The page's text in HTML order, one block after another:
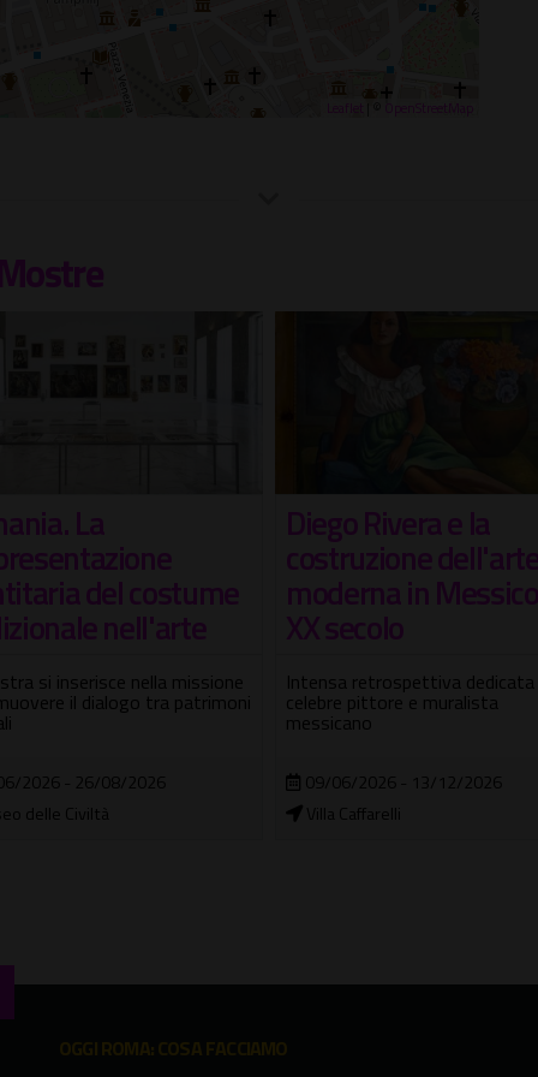
Rivera e la
dell'arte
in Messico nel
retrospettiva dedicata al
pittore e muralista
06/2026 - 13/12/2026
Caffarelli
Da Renoir a
Miró a Fontana.
capolavori della
del '900
Nel cuore di uno dei periodi più
dinamici e fertili della storia
WeGIL